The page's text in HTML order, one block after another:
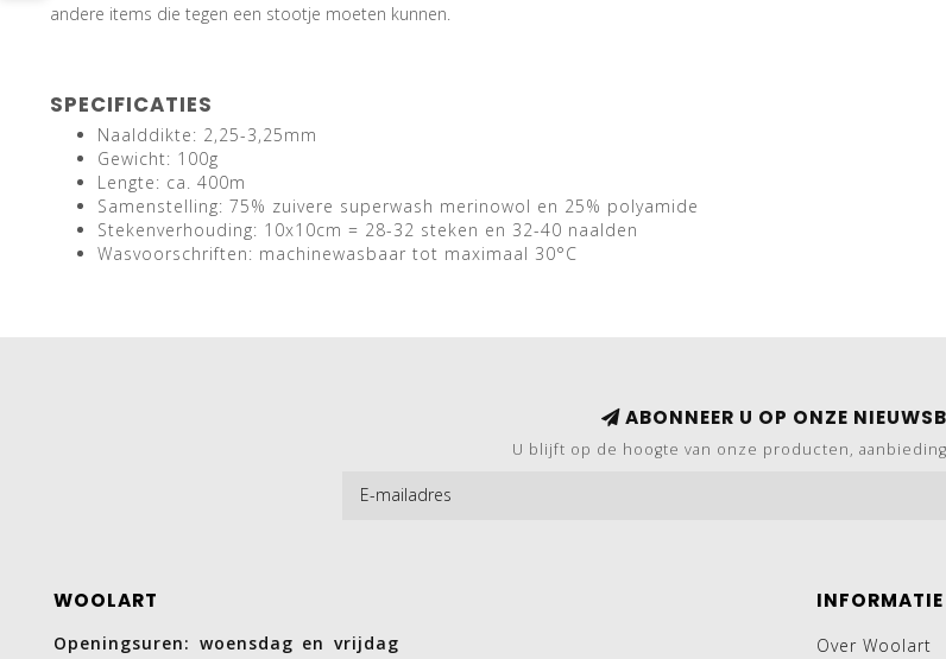
andere items die tegen een stootje moeten kunnen.
SPECIFICATIES
Naalddikte: 2,25-3,25mm
Gewicht: 100g
Lengte: ca. 400m
Samenstelling: 75% zuivere superwash merinowol en 25% polyamide
Stekenverhouding: 10x10cm = 28-32 steken en 32-40 naalden
Wasvoorschriften: machinewasbaar tot maximaal 30°C
ABONNEER U OP ONZE
U blijft op de hoogte van onze producten,
WOOLART
Openingsuren: woensdag en vrijdag
INFORMATIE
Over Woolart